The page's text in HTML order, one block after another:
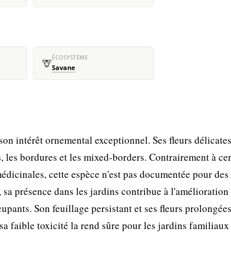
🦒ÉCOSYSTÈME
Savane
intérêt ornemental exceptionnel. Ses fleurs
bordures et les mixed-borders. Contrairement à
cette espèce n'est pas documentée pour des
présence dans les jardins contribue à l'amélioration
Son feuillage persistant et ses fleurs
faible toxicité la rend sûre pour les jardins familiaux